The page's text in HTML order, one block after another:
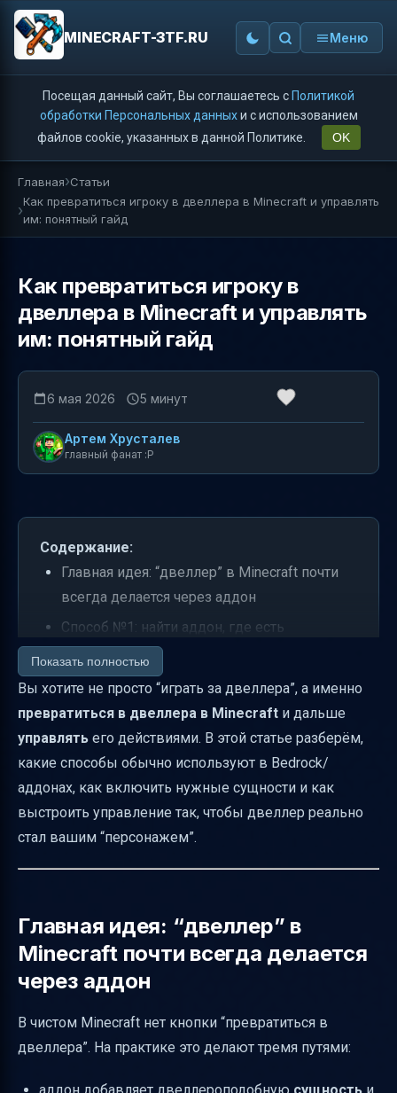
MINECRAFT-3TF.RU Меню
Посещая данный сайт, Вы соглашаетесь с Политикой
обработки Персональных данныхи с использованием
файлов cookie, указанных в данной Политике.
OK
Главная Статьи
Как превратиться игроку в двеллера в Minecraft и управлять
им: понятный гайд
Как превратиться игроку в
двеллера в Minecraft и управлять
им: понятный гайд
6 мая 2026 5 минут
Артем Хрусталев
главный фанат :P
Содержание:
Главная идея: “двеллер” в Minecraft почти
всегда делается через аддон
Способ №1: найти аддон, где есть
“переселение” или “превращение”
Способ №2: “управление двеллером” через
систему триггеров (без настоящего
управления камерой)
Что именно искать в описании аддона
(чеклист)
Пошаговая схема: как действовать в игре
(универсальный алгоритм)
Если хотите именно “быть двеллером” в
Как сделать управление удобным:
настройки и практика
Про безопасность и “контроль мира”:
Короткий итог
Показать полностью
Вы хотите не просто “играть за двеллера”, а именно
превратиться в двеллера в Minecraft и дальше
управлять его действиями. В этой статье разберём,
какие способы обычно используют в Bedrock/
аддонах, как включить нужные сущности и как
выстроить управление так, чтобы двеллер реально
стал вашим “персонажем”.
Главная идея: “двеллер” в
Minecraft почти всегда делается
через аддон
В чистом Minecraft нет кнопки “превратиться в
двеллера”. На практике это делают тремя путями: